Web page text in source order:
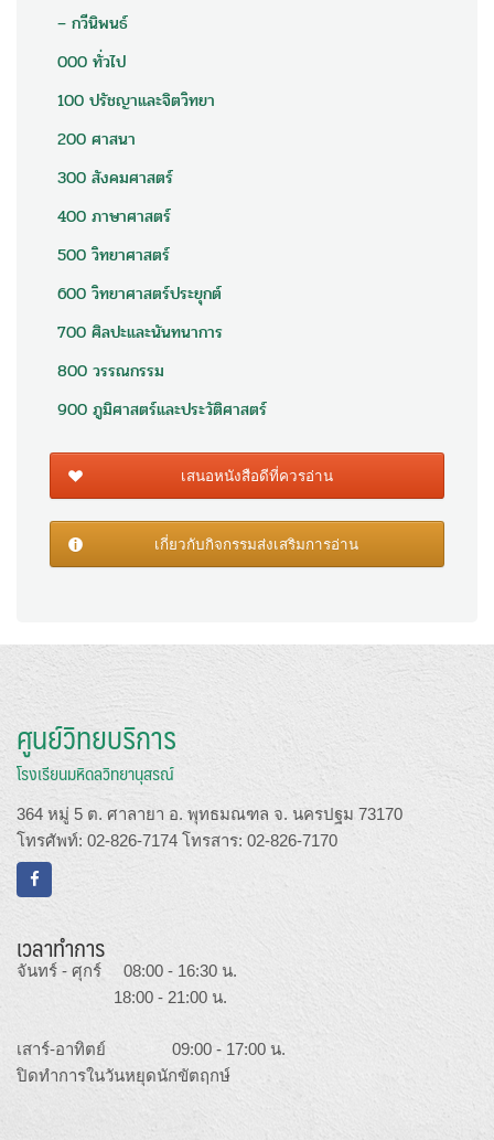
– กวีนิพนธ์
000 ทั่วไป
100 ปรัชญาและจิตวิทยา
200 ศาสนา
300 สังคมศาสตร์
400 ภาษาศาสตร์
500 วิทยาศาสตร์
600 วิทยาศาสตร์ประยุกต์
700 ศิลปะและนันทนาการ
800 วรรณกรรม
900 ภูมิศาสตร์และประวัติศาสตร์
เสนอหนังสือดีที่ควรอ่าน
เกี่ยวกับกิจกรรมส่งเสริมการอ่าน
ศูนย์วิทยบริการ
โรงเรียนมหิดลวิทยานุสรณ์
364 หมู่ 5 ต. ศาลายา อ. พุทธมณฑล จ. นครปฐม 73170
โทรศัพท์: 02-826-7174 โทรสาร: 02-826-7170
เวลาทำการ
จันทร์ - ศุกร์ 08:00 - 16:30 น.
18:00 - 21:00 น.
เสาร์-อาทิตย์ 09:00 - 17:00 น.
ปิดทำการในวันหยุดนักขัตฤกษ์